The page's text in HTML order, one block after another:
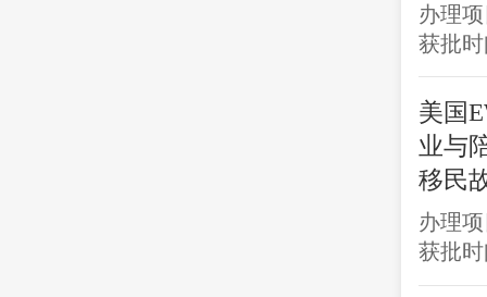
办理
获批时
美国
业与
移民
办理
获批时